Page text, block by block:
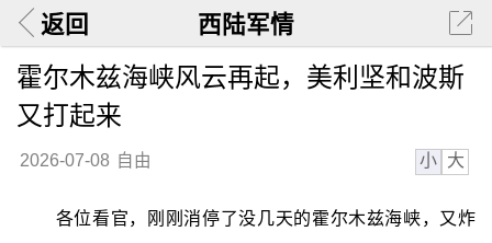
返回 西陆军情
霍尔木兹海峡风云再起，美利坚和波斯
又打起来
2026-07-08 自由 小 大
各位看官，刚刚消停了没几天的霍尔木兹海峡，又炸